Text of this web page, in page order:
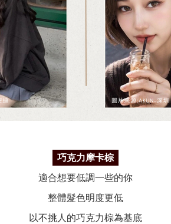
巧克力摩卡棕
適合想要低調一些的你
整體髮色明度更低
以不挑人的巧克力棕為基底